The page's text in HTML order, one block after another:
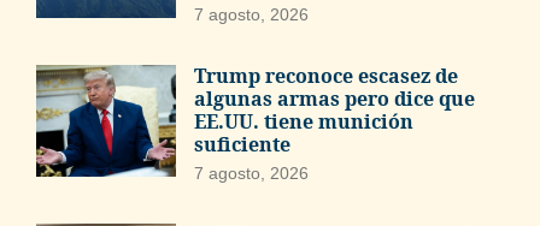
7 agosto, 2026
Trump reconoce escasez de
algunas armas pero dice que
EE.UU. tiene munición
suficiente
7 agosto, 2026